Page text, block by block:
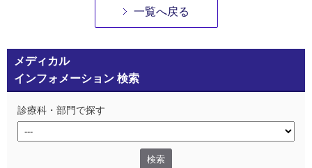
一覧へ戻る
メディカル
インフォメーション 検索
診療科・部門で探す